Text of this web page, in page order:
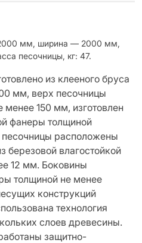
мм, ширина — 2000 мм,
песочницы, кг: 47.
из клееного бруса
мм, верх песочницы
150 мм, изготовлен
фанеры толщиной
расположены
березовой влагостойкой
12 мм. Боковины
толщиной не менее
конструкций
технология
слоев древесины.
защитно-